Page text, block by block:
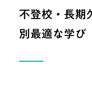
不登校・長期
別最適な学び